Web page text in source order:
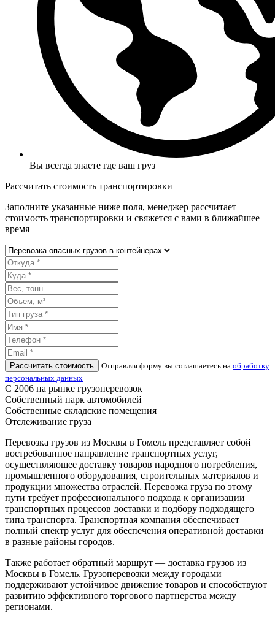
Вы всегда знаете где ваш груз
Рассчитать стоимость транспортировки
Заполните указанные ниже поля, менеджер рассчитает
стоимость транспортировки и свяжется с вами в ближайшее
время
Рассчитать стоимость Отправляя форму вы соглашаетесь на обработку
персональных данных
С 2006 на рынке грузоперевозок
Собственный парк автомобилей
Собственные складские помещения
Отслеживание груза
Перевозка грузов из Москвы в Гомель представляет собой
востребованное направление транспортных услуг,
осуществляющее доставку товаров народного потребления,
промышленного оборудования, строительных материалов и
продукции множества отраслей. Перевозка груза по этому
пути требует профессионального подхода к организации
транспортных процессов доставки и подбору подходящего
типа транспорта. Транспортная компания обеспечивает
полный спектр услуг для обеспечения оперативной доставки
в разные районы городов.
Также работает обратный маршрут — доставка грузов из
Москвы в Гомель. Грузоперевозки между городами
поддерживают устойчивое движение товаров и способствуют
развитию эффективного торгового партнерства между
регионами.